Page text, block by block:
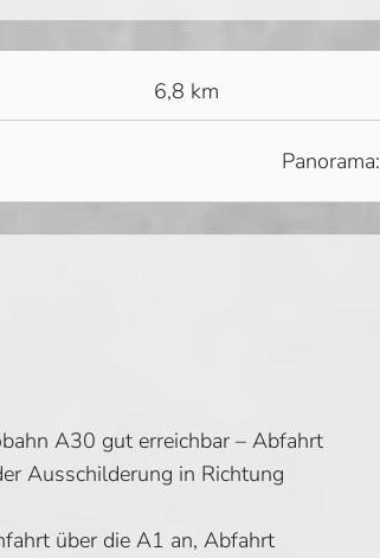
6,8 km
Panorama:
A30 gut erreichbar – Abfahrt
Ausschilderung in Richtung
über die A1 an, Abfahrt